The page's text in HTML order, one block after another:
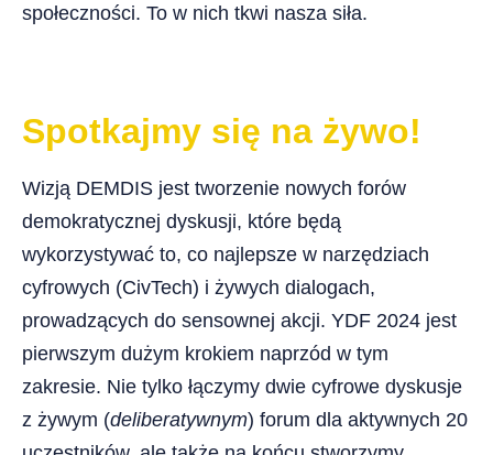
społeczności. To w nich tkwi nasza siła.
Spotkajmy się na żywo!
Wizją DEMDIS jest tworzenie nowych forów
demokratycznej dyskusji, które będą
wykorzystywać to, co najlepsze w narzędziach
cyfrowych (CivTech) i żywych dialogach,
prowadzących do sensownej akcji. YDF 2024 jest
pierwszym dużym krokiem naprzód w tym
zakresie. Nie tylko łączymy dwie cyfrowe dyskusje
z żywym (deliberatywnym) forum dla aktywnych 20